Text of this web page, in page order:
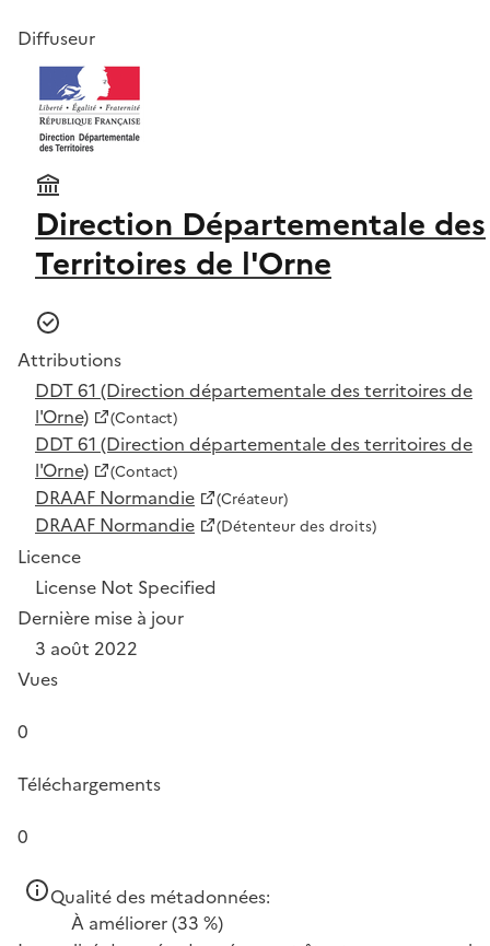
Diffuseur
Direction Départementale des
Territoires de l'Orne
Attributions
DDT 61 (Direction départementale des territoires de
l'Orne)
(Contact)
DDT 61 (Direction départementale des territoires de
l'Orne)
(Contact)
DRAAF Normandie (Créateur)
DRAAF Normandie (Détenteur des droits)
Licence
License Not Specified
Dernière mise à jour
3 août 2022
Vues
0
Téléchargements
0
Qualité des métadonnées:
À améliorer(33 %)